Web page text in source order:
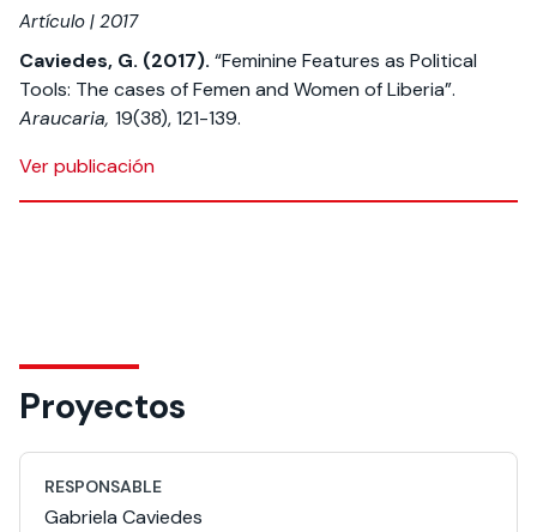
Artículo | 2017
Caviedes, G. (2017). “Feminine Features as Political
Tools: The cases of Femen and Women of Liberia”.
Araucaria, 19(38), 121-139.
Ver publicación
Proyectos
Gabriela Caviedes